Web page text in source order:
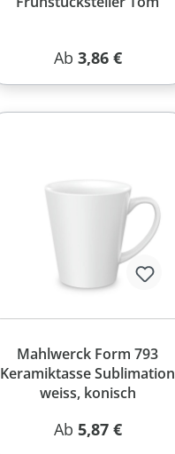
Regulärer Preis:
Ab 3,86 €
Mahlwerck Form 793
Keramiktasse Sublimation
weiss, konisch
Regulärer Preis:
Ab 5,87 €